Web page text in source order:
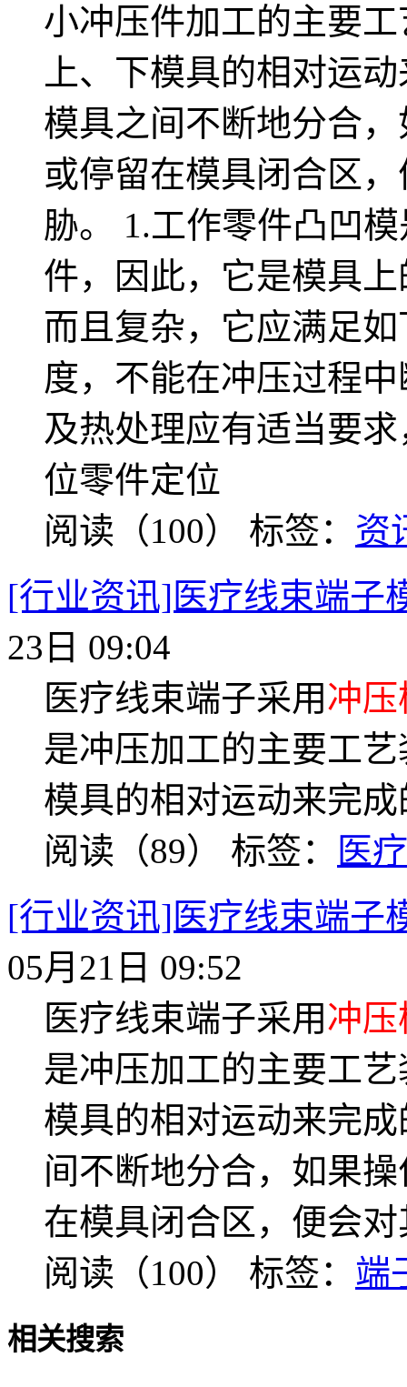
小冲压件加工的主要
上、下模具的相对运
模具之间不断地分合
或停留在模具闭合区
胁。 1.工作零件凸凹
件，因此，它是模具
而且复杂，它应满足
度，不能在冲压过程
及热处理应有适当要
位零件定位
阅读（100） 标签： 资
[行业资讯]医疗线束端子
23日 09:04
医疗线束端子采用冲
是冲压加工的主要工
模具的相对运动来完成
阅读（89） 标签：
医
[行业资讯]医疗线束端子
05月21日 09:52
医疗线束端子采用冲
是冲压加工的主要工
模具的相对运动来完
间不断地分合，如果
在模具闭合区，便会
阅读（100） 标签： 端
相关搜索